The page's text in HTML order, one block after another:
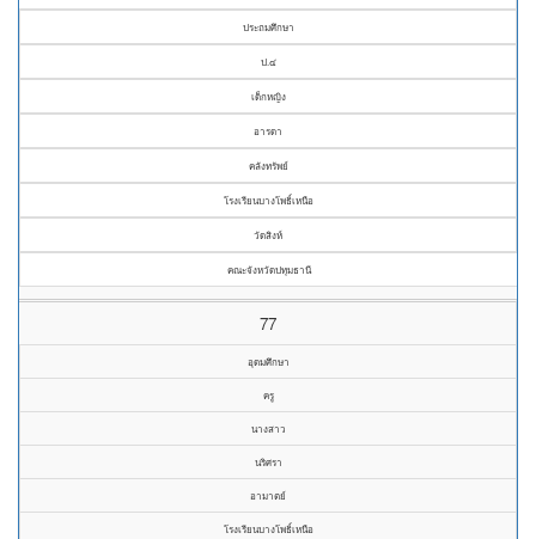
ประถมศึกษา
ป.๔
เด็กหญิง
อารดา
คลังทรัพย์
โรงเรียนบางโพธิ์เหนือ
วัดสิงห์
คณะจังหวัดปทุมธานี
77
อุดมศึกษา
ครู
นางสาว
นริศรา
อามาตย์
โรงเรียนบางโพธิ์เหนือ